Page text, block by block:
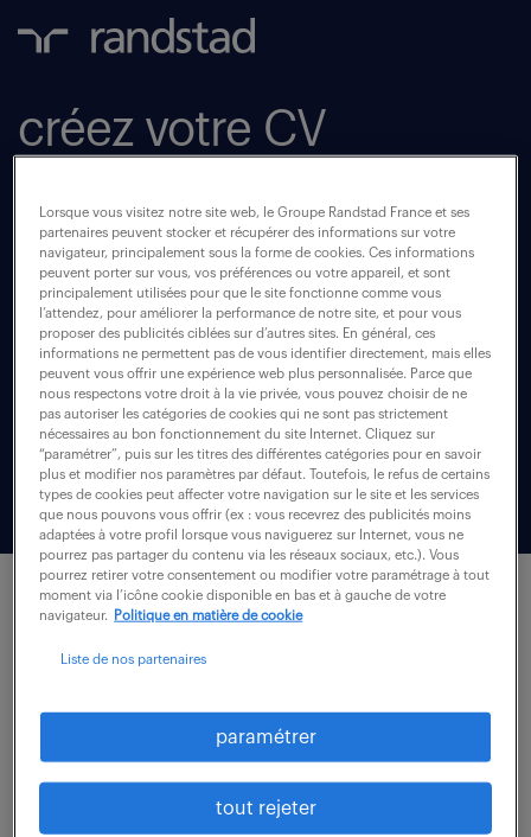
créez votre CV
avec randstad.
En quelques minutes, vous pouvez créer
votre CV simplement.
Complétez le formulaire, choisissez le
modèle de votre choix,
téléchargez ! Alors, prêt à trouver votre
futur job ?
Lorsque vous visitez notre site web, le Groupe Randstad France et ses
partenaires peuvent stocker et récupérer des informations sur votre
navigateur, principalement sous la forme de cookies. Ces informations
peuvent porter sur vous, vos préférences ou votre appareil, et sont
principalement utilisées pour que le site fonctionne comme vous
l’attendez, pour améliorer la performance de notre site, et pour vous
proposer des publicités ciblées sur d’autres sites. En général, ces
informations ne permettent pas de vous identifier directement, mais elles
peuvent vous offrir une expérience web plus personnalisée. Parce que
nous respectons votre droit à la vie privée, vous pouvez choisir de ne
pas autoriser les catégories de cookies qui ne sont pas strictement
nécessaires au bon fonctionnement du site Internet. Cliquez sur
“paramétrer”, puis sur les titres des différentes catégories pour en savoir
plus et modifier nos paramètres par défaut. Toutefois, le refus de certains
types de cookies peut affecter votre navigation sur le site et les services
que nous pouvons vous offrir (ex : vous recevrez des publicités moins
adaptées à votre profil lorsque vous naviguerez sur Internet, vous ne
pourrez pas partager du contenu via les réseaux sociaux, etc.). Vous
pourrez retirer votre consentement ou modifier votre paramétrage à tout
moment via l’icône cookie disponible en bas et à gauche de votre
navigateur.
Politique en matière de cookie
Liste de nos partenaires
paramétrer
tout rejeter